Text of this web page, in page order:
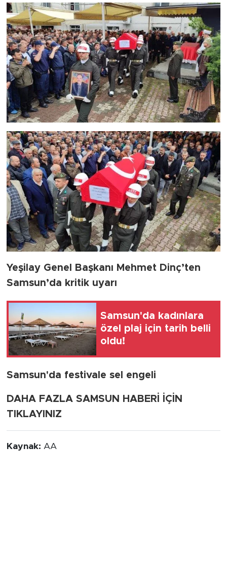
Yeşilay Genel Başkanı Mehmet Dinç’ten
Samsun’da kritik uyarı
Samsun'da kadınlara
özel plaj için tarih belli
oldu!
Samsun'da festivale sel engeli
DAHA FAZLA SAMSUN HABERİ İÇİN
TIKLAYINIZ
Kaynak: AA